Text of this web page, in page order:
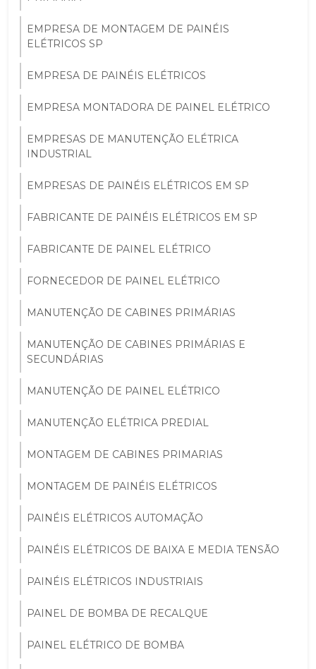
EMPRESA DE MONTAGEM DE PAINÉIS
ELÉTRICOS SP
EMPRESA DE PAINÉIS ELÉTRICOS
EMPRESA MONTADORA DE PAINEL ELÉTRICO
EMPRESAS DE MANUTENÇÃO ELÉTRICA
INDUSTRIAL
EMPRESAS DE PAINÉIS ELÉTRICOS EM SP
FABRICANTE DE PAINÉIS ELÉTRICOS EM SP
FABRICANTE DE PAINEL ELÉTRICO
FORNECEDOR DE PAINEL ELÉTRICO
MANUTENÇÃO DE CABINES PRIMÁRIAS
MANUTENÇÃO DE CABINES PRIMÁRIAS E
SECUNDÁRIAS
MANUTENÇÃO DE PAINEL ELÉTRICO
MANUTENÇÃO ELÉTRICA PREDIAL
MONTAGEM DE CABINES PRIMARIAS
MONTAGEM DE PAINÉIS ELÉTRICOS
PAINÉIS ELÉTRICOS AUTOMAÇÃO
PAINÉIS ELÉTRICOS DE BAIXA E MEDIA TENSÃO
PAINÉIS ELÉTRICOS INDUSTRIAIS
PAINEL DE BOMBA DE RECALQUE
PAINEL ELÉTRICO DE BOMBA